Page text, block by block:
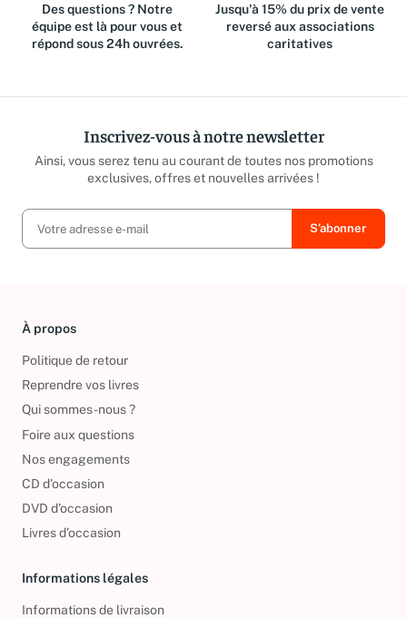
Des questions ? Notre
équipe est là pour vous et
répond sous 24h ouvrées.
Jusqu'à 15% du prix de vente
reversé aux associations
caritatives
Inscrivez-vous à notre newsletter
Ainsi, vous serez tenu au courant de toutes nos promotions
exclusives, offres et nouvelles arrivées !
À propos
Politique de retour
Reprendre vos livres
Qui sommes-nous ?
Foire aux questions
Nos engagements
CD d'occasion
DVD d'occasion
Livres d’occasion
Informations légales
Informations de livraison